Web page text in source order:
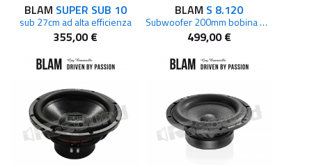
BLAM SUPER SUB 10
sub 27cm ad alta efficienza
355,00 €
BLAM S 8.120
Subwoofer 200mm bobina 38mm 89dB – 2 Ohm
499,00 €